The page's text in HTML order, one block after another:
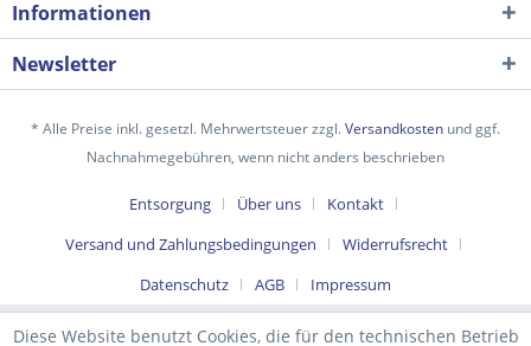
Ich habe dieDatenschutzerklärunggelesen,
verstanden und stimme zu. *
Informationen
Newsletter
* Alle Preise inkl. gesetzl. Mehrwertsteuer zzgl.Versandkosten und ggf.
Nachnahmegebühren, wenn nicht anders beschrieben
Entsorgung Über uns
Kontakt
Versand und Zahlungsbedingungen
Widerrufsrecht
Datenschutz
AGB Impressum
Diese Website benutzt Cookies, die für den technischen Betrieb